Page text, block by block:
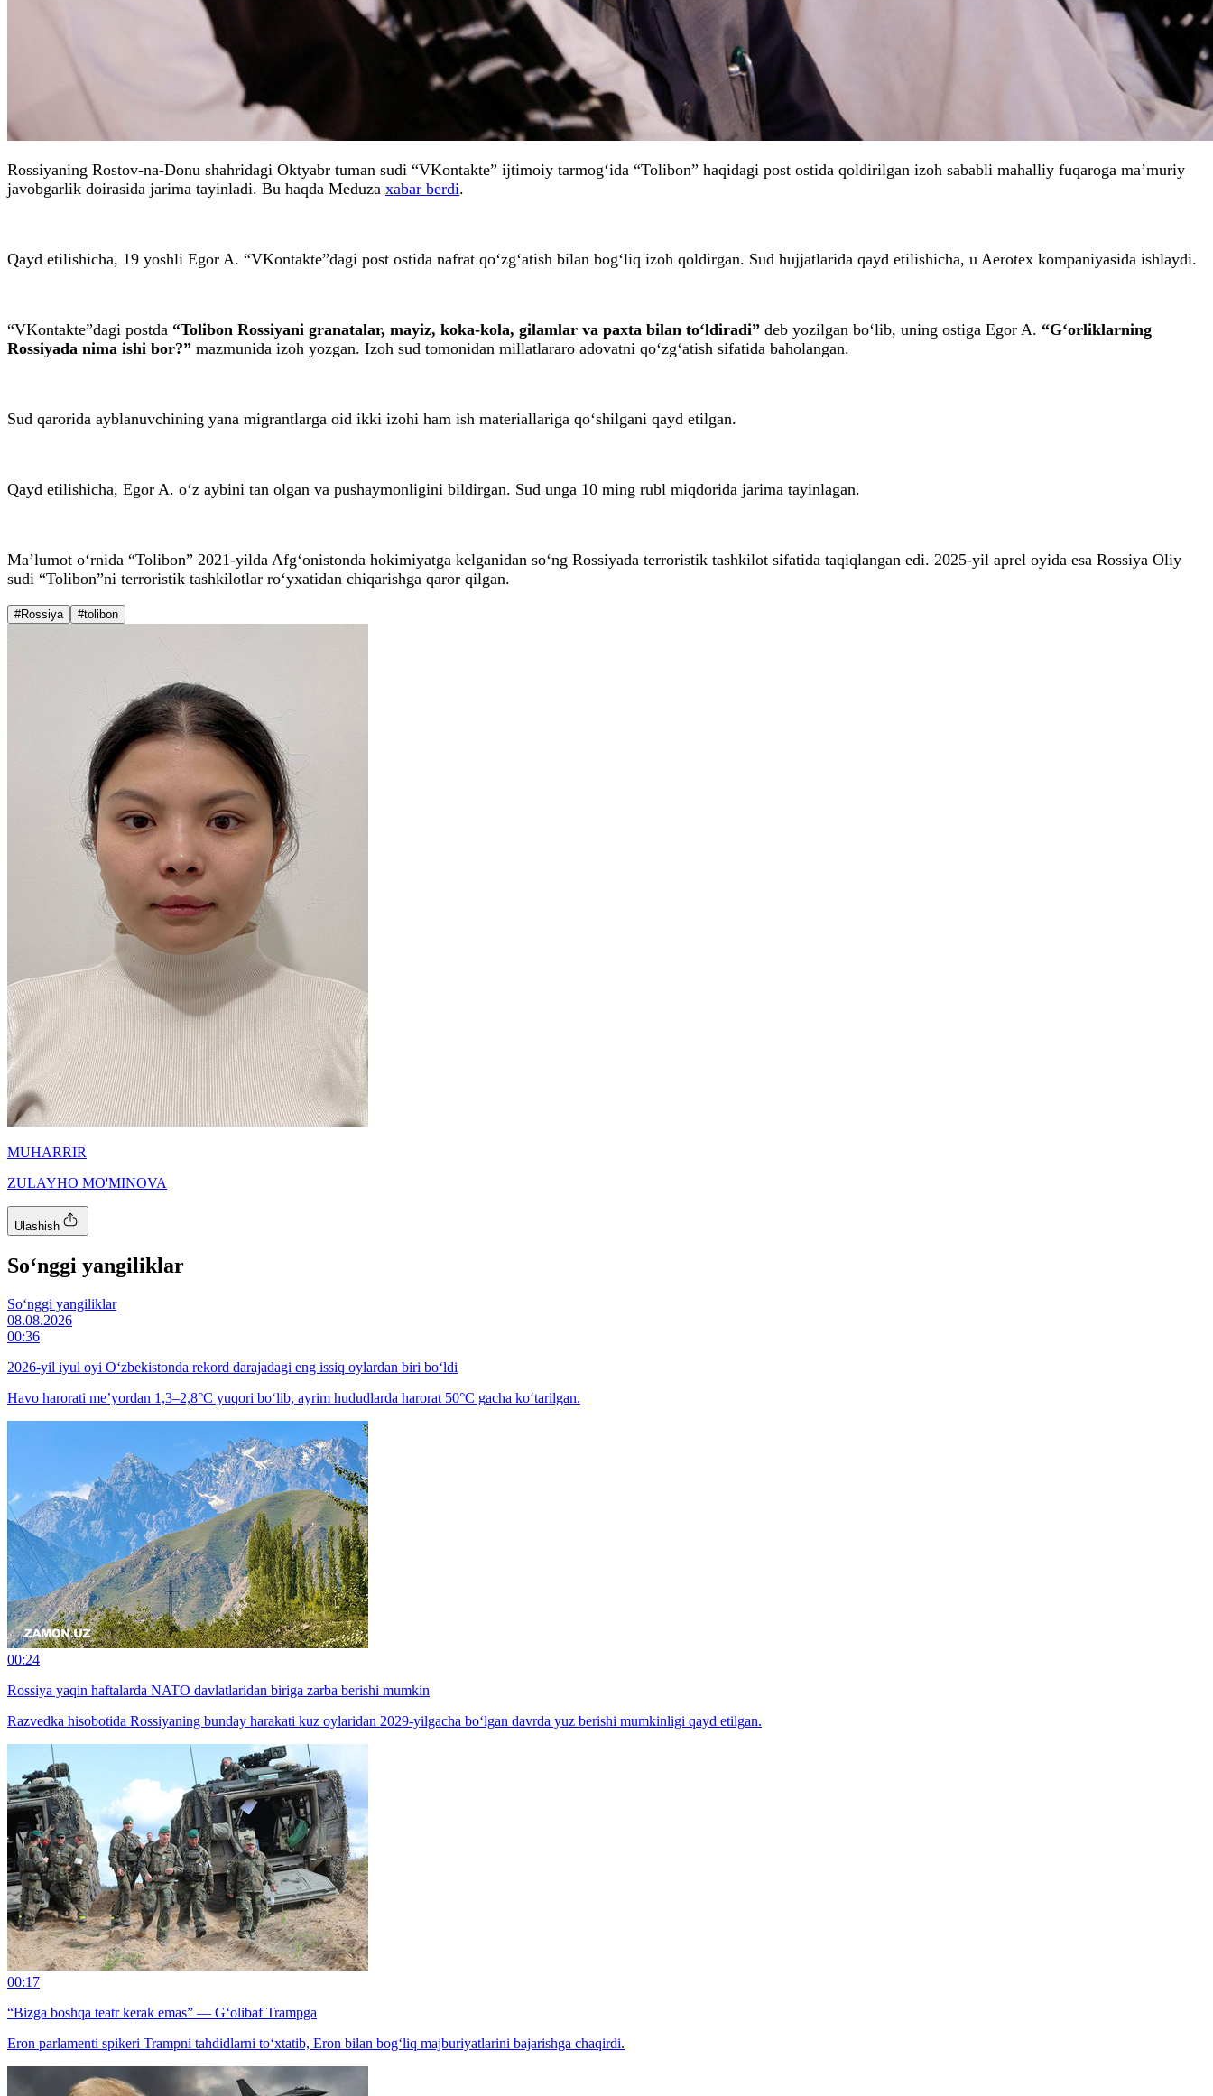
Rossiyaning Rostov-na-Donu shahridagi Oktyabr tuman sudi “VKontakte” ijtimoiy tarmog‘ida “Tolibon” haqidagi post ostida qoldirilgan izoh sababli mahalliy fuqaroga ma’muriy
javobgarlik doirasida jarima tayinladi. Bu haqda Meduza xabar berdi.
Qayd etilishicha, 19 yoshli Egor A. “VKontakte”dagi post ostida nafrat qo‘zg‘atish bilan bog‘liq izoh qoldirgan. Sud hujjatlarida qayd etilishicha, u Aerotex kompaniyasida ishlaydi.
“VKontakte”dagi postda “Tolibon Rossiyani granatalar, mayiz, koka-kola, gilamlar va paxta bilan to‘ldiradi” deb yozilgan bo‘lib, uning ostiga Egor A. “G‘orliklarning
Rossiyada nima ishi bor?” mazmunida izoh yozgan. Izoh sud tomonidan millatlararo adovatni qo‘zg‘atish sifatida baholangan.
Sud qarorida ayblanuvchining yana migrantlarga oid ikki izohi ham ish materiallariga qo‘shilgani qayd etilgan.
Qayd etilishicha, Egor A. o‘z aybini tan olgan va pushaymonligini bildirgan. Sud unga 10 ming rubl miqdorida jarima tayinlagan.
Ma’lumot o‘rnida “Tolibon” 2021-yilda Afg‘onistonda hokimiyatga kelganidan so‘ng Rossiyada terroristik tashkilot sifatida taqiqlangan edi. 2025-yil aprel oyida esa Rossiya Oliy
sudi “Tolibon”ni terroristik tashkilotlar ro‘yxatidan chiqarishga qaror qilgan.
#Rossiya #tolibon
MUHARRIR
ZULAYHO MO'MINOVA
Ulashish
So‘nggi yangiliklar
So‘nggi yangiliklar
08.08.2026
00:36
2026-yil iyul oyi O‘zbekistonda rekord darajadagi eng issiq oylardan biri bo‘ldi
Havo harorati me’yordan 1,3–2,8°C yuqori bo‘lib, ayrim hududlarda harorat 50°C gacha ko‘tarilgan.
00:24
Rossiya yaqin haftalarda NATO davlatlaridan biriga zarba berishi mumkin
Razvedka hisobotida Rossiyaning bunday harakati kuz oylaridan 2029-yilgacha bo‘lgan davrda yuz berishi mumkinligi qayd etilgan.
00:17
“Bizga boshqa teatr kerak emas” — G‘olibaf Trampga
Eron parlamenti spikeri Trampni tahdidlarni to‘xtatib, Eron bilan bog‘liq majburiyatlarini bajarishga chaqirdi.